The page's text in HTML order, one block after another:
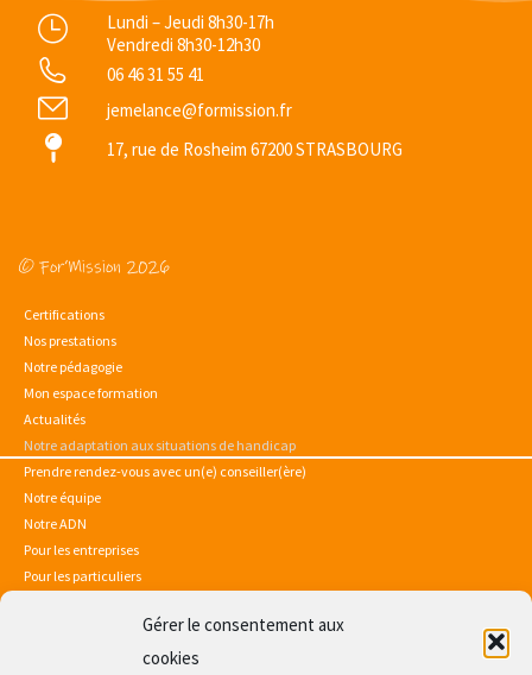
Gérer le consentement aux
cookies
Lundi – Jeudi 8h30-17h
Vendredi 8h30-12h30
06 46 31 55 41
jemelance@formission.fr
17, rue de Rosheim 67200 STRASBOURG
© For’Mission 2026
Certifications
Nos prestations
Notre pédagogie
Mon espace formation
Actualités
Notre adaptation aux situations de handicap
Prendre rendez-vous avec un(e) conseiller(ère)
Notre équipe
Notre ADN
Pour les entreprises
Pour les particuliers
Politique de confidentialité